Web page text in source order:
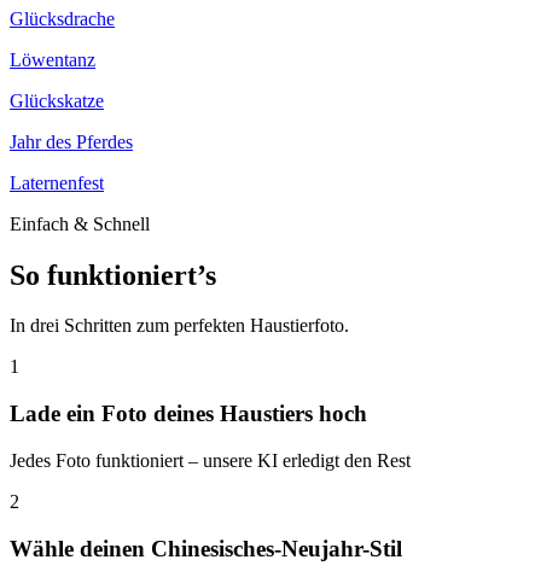
Glücksdrache
Löwentanz
Glückskatze
Jahr des Pferdes
Laternenfest
Einfach & Schnell
So funktioniert’s
In drei Schritten zum perfekten Haustierfoto.
1
Lade ein Foto deines Haustiers hoch
Jedes Foto funktioniert – unsere KI erledigt den Rest
2
Wähle deinen Chinesisches-Neujahr-Stil